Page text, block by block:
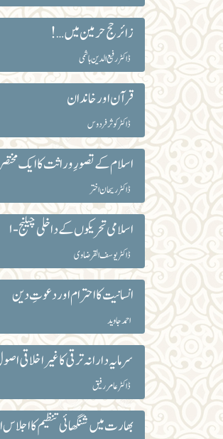
زائر حج حرمین میں…!
ڈاکٹر رفیع الدین ہاشمی
قرآن اور خاندان
ڈاکٹر کوثر فردوس
اسلام کے تصورِ وراثت کا ایک
ڈاکٹر ریحان اختر
اسلامی تحریکوں کے داخلی چیلنج-۱
ڈاکٹر یوسف القرضاوی
انسانیت کا احترام اور دعوتِ دین
احمد جاوید
سرمایہ دارانہ ترقی کا غیر اخلاقی
ڈاکٹر عامر رفیق
بھارت میں شنگھائی تنظیم کا اجلاس